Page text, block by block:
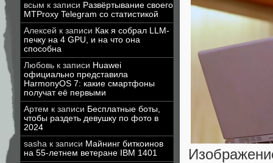
всым к записи Развёртывание своего
MTProxy Telegram со статистикой
Алексей к записи Как я собрал LLM-
печку на 4 GPU, и на что она
способна
Любовь к записи Huawei
официально представила
HarmonyOS 7: какие смартфоны
получат её первыми
Артем к записи Бесплатные боты,
чтобы раздеть девушку по фото в
2024
sasha к записи Майнинг биткоинов
на 55-летнем ветеране IBM 1401